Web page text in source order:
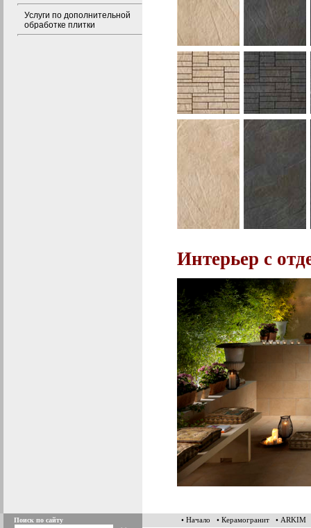
Услуги по дополнительной
обработке плитки
Интерьер c
Поиск по сайту • Начало • Керамогранит • ARKIM